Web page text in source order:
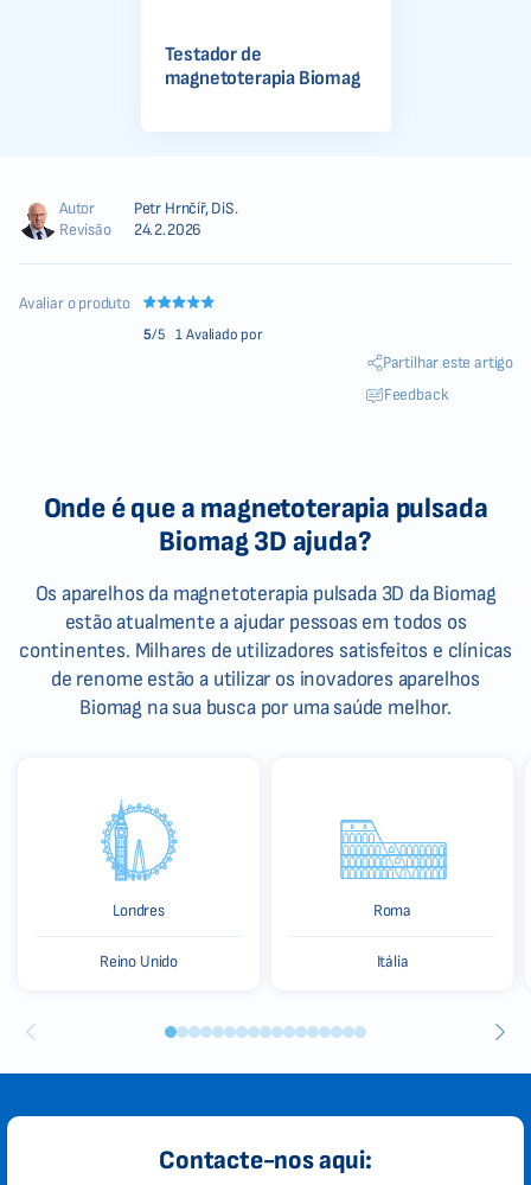
Testador de
magnetoterapia Biomag
Autor
Petr Hrnčíř, DiS.
Revisão
24.2.2026
Avaliar o produto
5/5 1 Avaliado por
Partilhar este artigo
Feedback
Onde é que a magnetoterapia pulsada
Biomag 3D ajuda?
Os aparelhos da magnetoterapia pulsada 3D da Biomag
estão atualmente a ajudar pessoas em todos os
continentes. Milhares de utilizadores satisfeitos e clínicas
de renome estão a utilizar os inovadores aparelhos
Biomag na sua busca por uma saúde melhor.
Londres
Reino Unido
Roma
Itália
Contacte-nos aqui: